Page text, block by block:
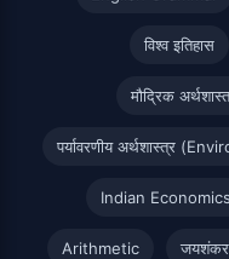
विश्व इतिहास
मौद्रिक
पर्यावरणीय अर्थशास्त्र
Indian Economics
Arithmetic जयशंकर